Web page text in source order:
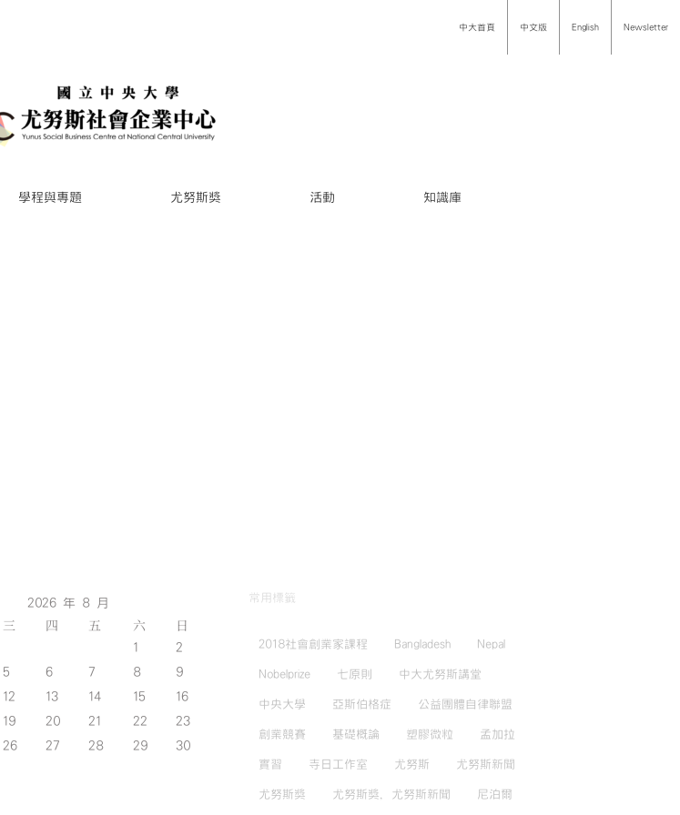
中大首頁 中文版 English Newsletter
學程與專題 尤努斯獎 活動 知識庫
2026 年 8 月
三 四 五 六 日
1
2
5 6 7 8
9
12 13 14 15
16
19 20 21 22
23
26 27 28 29
30
常用標籤
2018社會創業家課程 Bangladesh Nepal
Nobelprize 七原則 中大尤努斯講堂
中央大學 亞斯伯格症 公益團體自律聯盟
創業競賽 基礎概論 塑膠微粒 孟加拉
實習 寺日工作室 尤努斯 尤努斯新聞
尤努斯獎 尤努斯獎，尤努斯新聞 尼泊爾